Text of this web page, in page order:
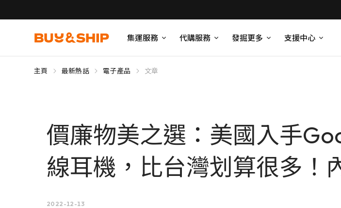
集運服務 代購服務 發掘更多 支援中心
主頁 最新熱話 電子產品 文章
價廉物美之選：美國入手
線耳機，比台灣划算很多！
2022-12-13